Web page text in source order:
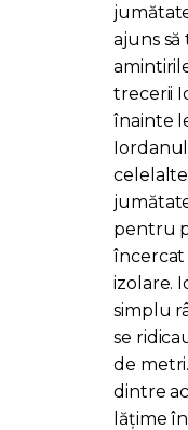
ajuns
trecerii
înainte
celelalte
pentru
izolare.
simplu
se
de
dintre
lățime